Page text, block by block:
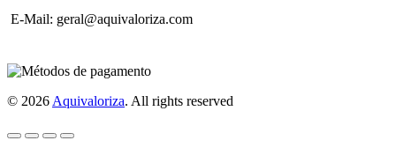
E-Mail: geral@aquivaloriza.com
© 2026 Aquivaloriza. All rights reserved